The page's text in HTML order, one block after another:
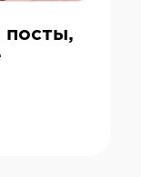
посты,